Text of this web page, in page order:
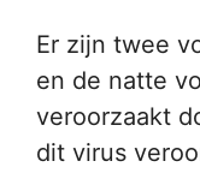
Er zijn twee
en de natte
veroorzaakt
dit virus